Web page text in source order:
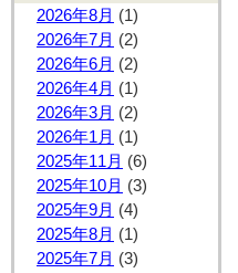
2026年8月 (1)
2026年7月 (2)
2026年6月 (2)
2026年4月 (1)
2026年3月 (2)
2026年1月 (1)
2025年11月 (6)
2025年10月 (3)
2025年9月 (4)
2025年8月 (1)
2025年7月 (3)